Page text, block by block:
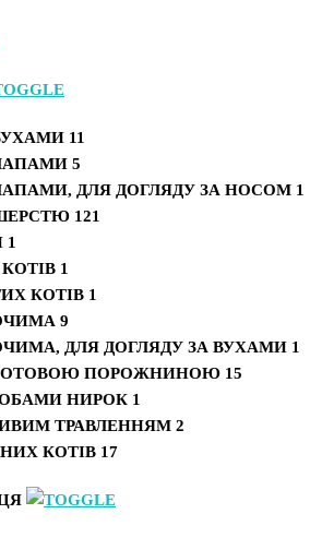
11
5
ДЛЯ ДОГЛЯДУ ЗА НОСОМ 1
121
1
1
КОТІВ 1
9
ДЛЯ ДОГЛЯДУ ЗА ВУХАМИ 1
РОТОВОЮ ПОРОЖНИНОЮ 15
НИРОК 1
ТРАВЛЕННЯМ 2
КОТІВ 17